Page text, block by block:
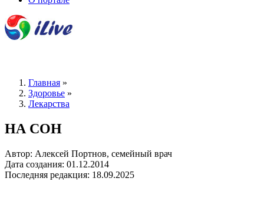
Главная »
Здоровье »
Лекарства
НА СОН
Автор: Алексей Портнов, семейный врач
Дата создания: 01.12.2014
Последняя редакция: 18.09.2025